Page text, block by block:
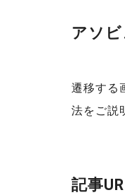
アソ
遷移する
法をご説
記事